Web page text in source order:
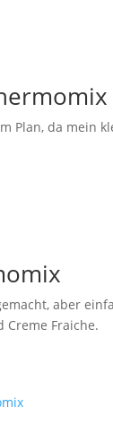
Plan, da mein
aber
Creme Fraiche.